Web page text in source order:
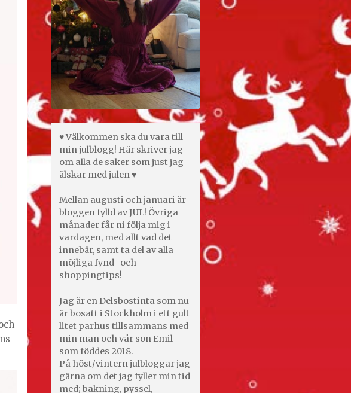
♥ Välkommen ska du vara till
min julblogg! Här skriver jag
om alla de saker som just jag
älskar med julen ♥
Mellan augusti och januari är
bloggen fylld av JUL! Övriga
månader får ni följa mig i
vardagen, med allt vad det
innebär, samt ta del av alla
möjliga fynd- och
shoppingtips!
Jag är en Delsbostinta som nu
är bosatt i Stockholm i ett gult
litet parhus tillsammans med
min man och vår son Emil
som föddes 2018.
På höst/vintern julbloggar jag
gärna om det jag fyller min tid
med; bakning, pyssel,